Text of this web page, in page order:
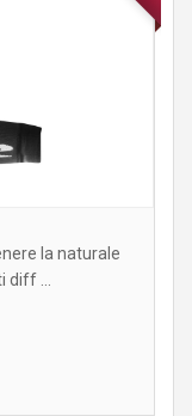
la naturale
diff ...